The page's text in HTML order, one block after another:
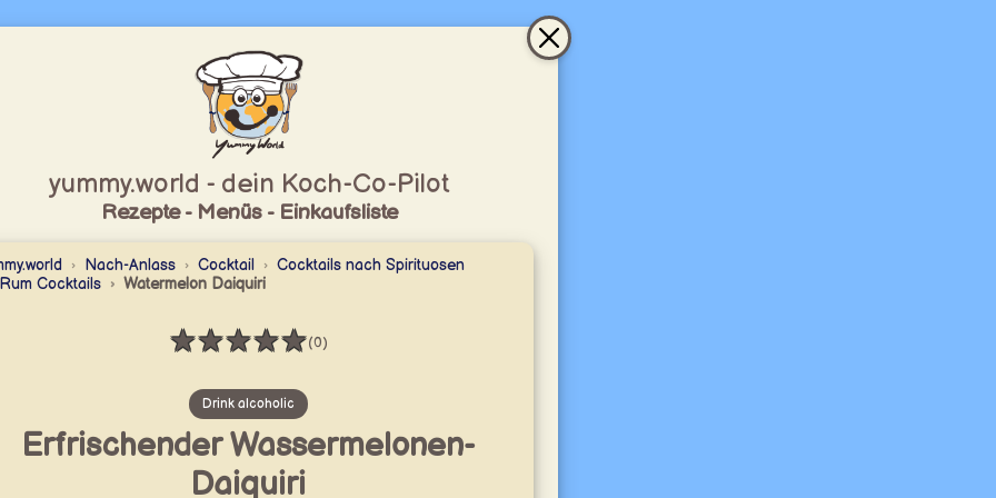
yummy.world - dein Koch-Co-Pilot
Rezepte - Menüs - Einkaufsliste
Nach-Anlass Cocktail
Cocktails nach Spirituosen
Cocktails
Watermelon Daiquiri
★★★★★
Bewertung: 0 / 5
(0)
Drink alcoholic
Erfrischender Wassermelonen-
Daiquiri